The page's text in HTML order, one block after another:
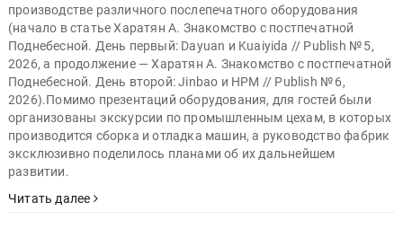
производстве различного послепечатного оборудования
(начало в статье Харатян А. Знакомство с постпечатной
Поднебесной. День первый: Dayuan и Kuaiyida // Publish № 5,
2026, а продолжение — Харатян А. Знакомство с постпечатной
Поднебесной. День второй: Jinbao и HPM // Publish № 6,
2026).Помимо презентаций оборудования, для гостей были
организованы экскурсии по промышленным цехам, в которых
производится сборка и отладка машин, а руководство фабрик
эксклюзивно поделилось планами об их дальнейшем
развитии.
Читать далее